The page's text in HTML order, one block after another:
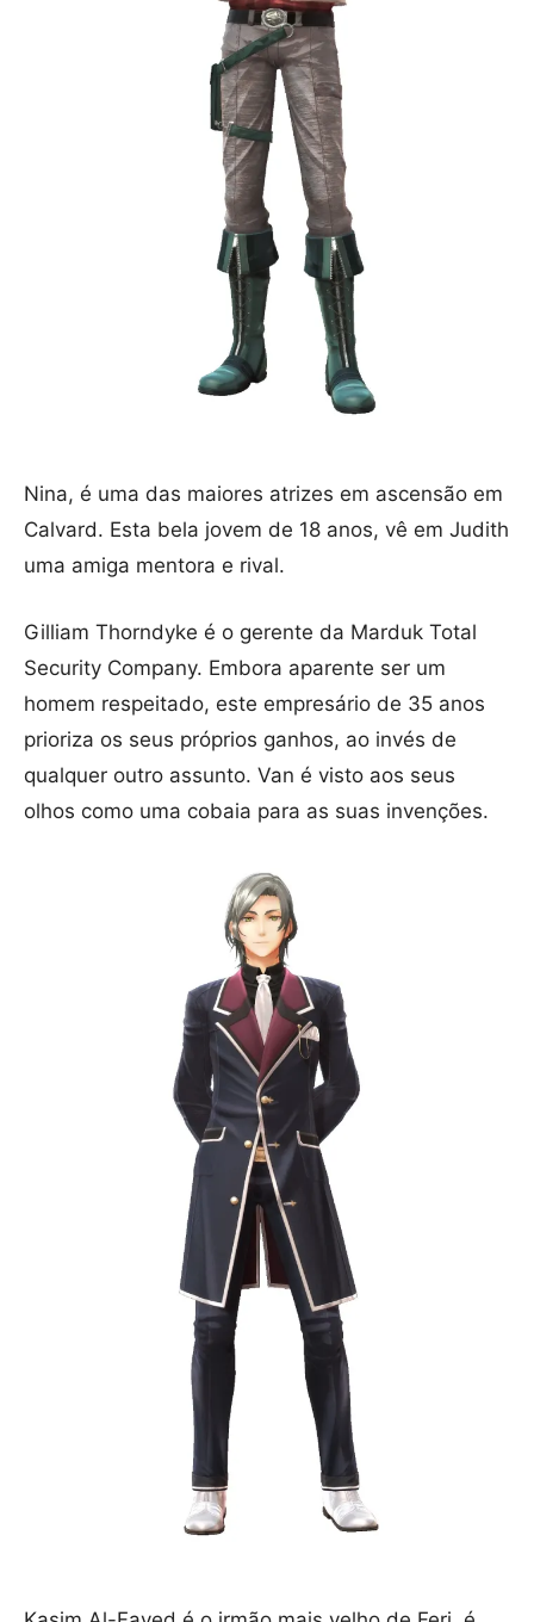
Nina, é uma das maiores atrizes em ascensão em
Calvard. Esta bela jovem de 18 anos, vê em Judith
uma amiga mentora e rival.
Gilliam Thorndyke é o gerente da Marduk Total
Security Company. Embora aparente ser um
homem respeitado, este empresário de 35 anos
prioriza os seus próprios ganhos, ao invés de
qualquer outro assunto. Van é visto aos seus
olhos como uma cobaia para as suas invenções.